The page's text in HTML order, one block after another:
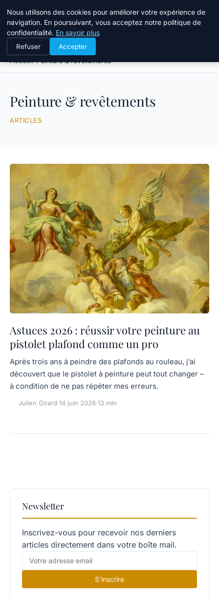
Atelier Designers
Accueil Peinture & revêtements
Peinture & revêtements
ARTICLES
Astuces 2026 : réussir votre peinture au
pistolet plafond comme un pro
Après trois ans à peindre des plafonds au rouleau, j’ai
découvert que le pistolet à peinture peut tout changer –
à condition de ne pas répéter mes erreurs.
Julien Girard·14 juin 2026·13 min
Newsletter
Inscrivez-vous pour recevoir nos derniers
articles directement dans votre boîte mail.
S'inscrire
Nous utilisons des cookies pour améliorer votre expérience de
navigation. En poursuivant, vous acceptez notre politique de
confidentialité. En savoir plus
Refuser Accepter